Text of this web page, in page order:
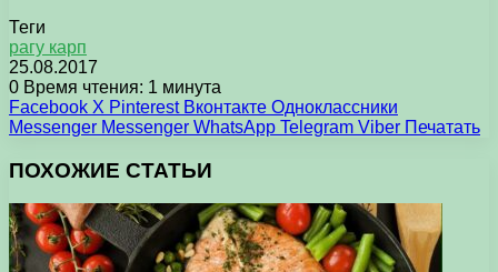
Теги
рагу карп
25.08.2017
0 Время чтения: 1 минута
Facebook X Pinterest Вконтакте Одноклассники
Messenger Messenger WhatsApp Telegram Viber Печатать
ПОХОЖИЕ СТАТЬИ